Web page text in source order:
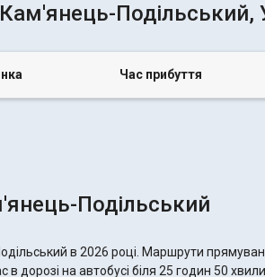
Подільський,
Час прибуття
Подільський
в 2026 році. Маршрути
на автобусі біля 25 годин 50